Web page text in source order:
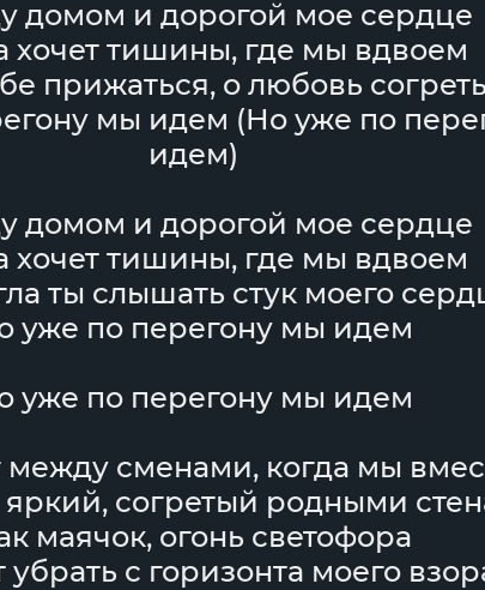
домом и дорогой мое сердце
хочет тишины, где мы вдвоем
прижаться, о любовь
мы идем (Но уже по
идем)
домом и дорогой мое сердце
хочет тишины, где мы вдвоем
ты слышать стук моего
уже по перегону мы идем
уже по перегону мы идем
между сменами, когда мы
яркий, согретый родными
маячок, огонь светофора
убрать с горизонта моего